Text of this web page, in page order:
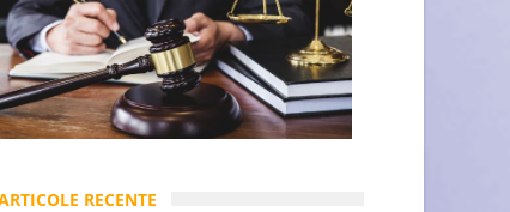
și poziției României în U.E.
RECENTE